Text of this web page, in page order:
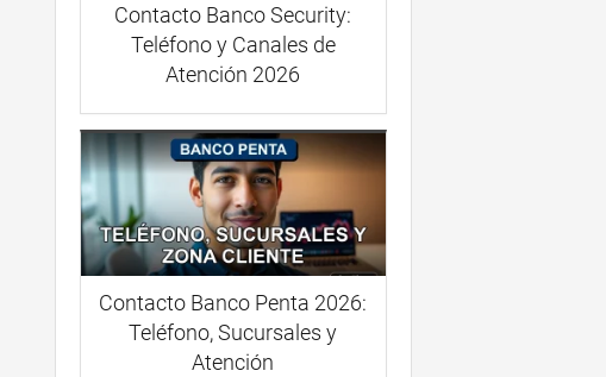
Contacto Banco Security:
Teléfono y Canales de
Atención 2026
Contacto Banco Penta 2026:
Teléfono, Sucursales y
Atención